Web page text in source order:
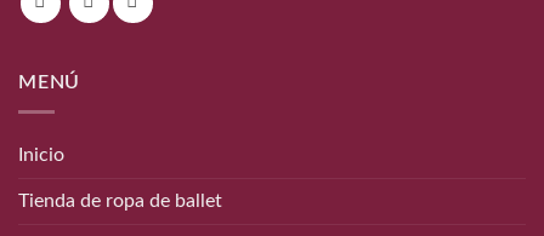
MENÚ
Inicio
Tienda de ropa de ballet